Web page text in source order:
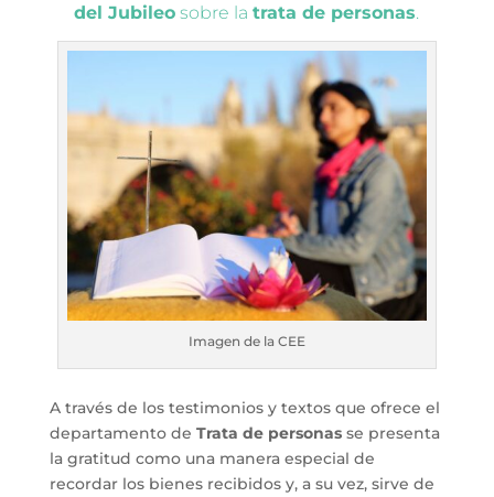
del Jubileo sobre latrata de personas.
Imagen de la CEE
A través de los testimonios y textos que ofrece el
departamento de Trata de personasse presenta
la gratitud como una manera especial de
recordar los bienes recibidos y, a su vez, sirve de